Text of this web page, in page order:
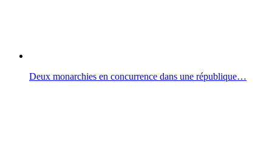
Deux monarchies en concurrence dans une république…